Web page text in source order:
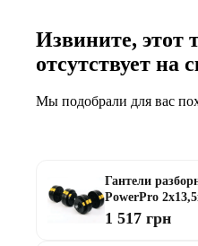
Избранное
Извините, этот
отсутствует на
Мы подобрали для вас
Гантели
PowerPro
1 517 грн